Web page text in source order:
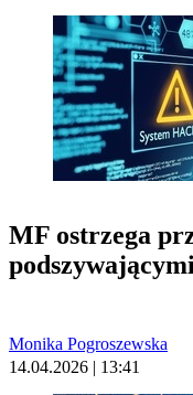
MF ostrzega
Monika Pogroszewska
14.04.2026 | 13:41